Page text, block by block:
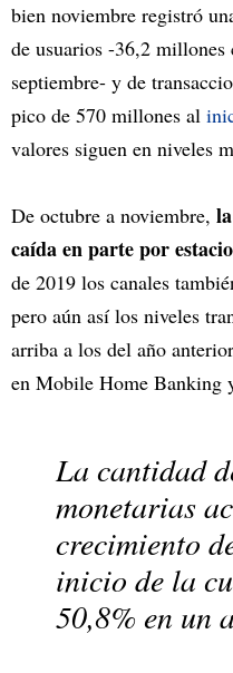
bien noviembre registró
de usuarios -36,2
septiembre- y de
pico de 570 millones al
valores siguen en niveles
De octubre a noviembre,
caída en parte por
de 2019 los canales
pero aún así los niveles
arriba a los del año
en Mobile Home Banking
La cantidad
monetarias
crecimiento
inicio de la
50,8% en un